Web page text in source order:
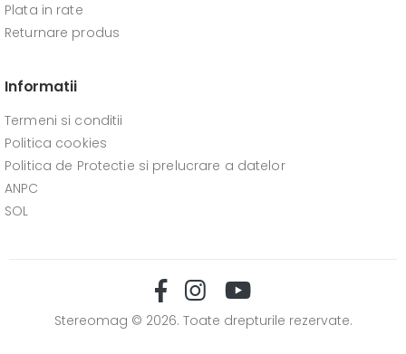
Plata in rate
Returnare produs
Informatii
Termeni si conditii
Politica cookies
Politica de Protectie si prelucrare a datelor
ANPC
SOL
Stereomag © 2026. Toate drepturile rezervate.